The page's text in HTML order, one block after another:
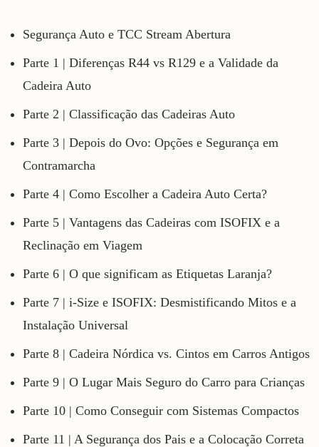
Segurança Auto e TCC Stream Abertura
Parte 1 | Diferenças R44 vs R129 e a Validade da
Cadeira Auto
Parte 2 | Classificação das Cadeiras Auto
Parte 3 | Depois do Ovo: Opções e Segurança em
Contramarcha
Parte 4 | Como Escolher a Cadeira Auto Certa?
Parte 5 | Vantagens das Cadeiras com ISOFIX e a
Reclinação em Viagem
Parte 6 | O que significam as Etiquetas Laranja?
Parte 7 | i-Size e ISOFIX: Desmistificando Mitos e a
Instalação Universal
Parte 8 | Cadeira Nórdica vs. Cintos em Carros Antigos
Parte 9 | O Lugar Mais Seguro do Carro para Crianças
Parte 10 | Como Conseguir com Sistemas Compactos
Parte 11 | A Segurança dos Pais e a Colocação Correta